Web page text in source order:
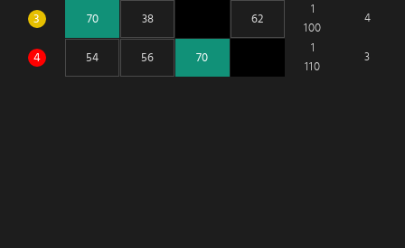
3
1
100
4
4
1
110
3